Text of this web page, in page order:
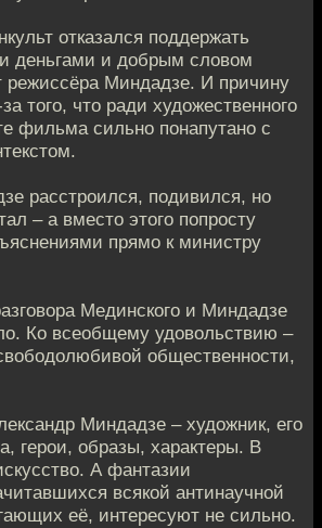
отказался поддержать
деньгами и добрым словом
режиссёра Миндадзе. И причину
того, что ради художественного
фильма сильно понапутано с
расстроился, подивился, но
– а вместо этого попросту
прямо к министру
Мединского и Миндадзе
Ко всеобщему удовольствию –
общественности,
Миндадзе – художник, его
герои, образы, характеры. В
А фантазии
всякой антинаучной
её, интересуют не сильно.